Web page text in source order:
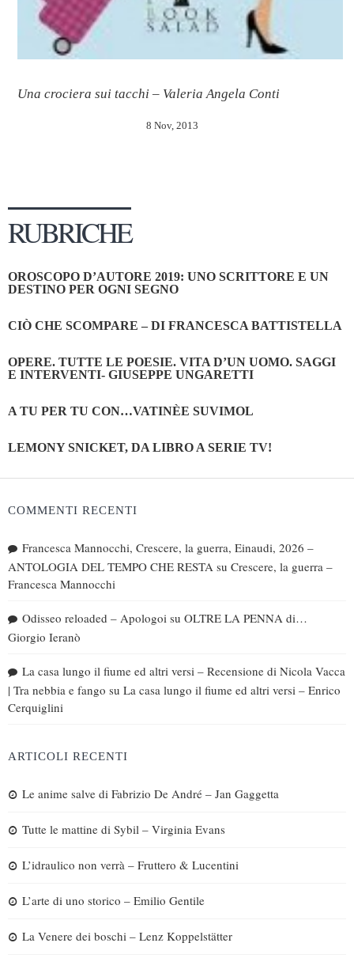
Una crociera sui tacchi – Valeria Angela Conti
8 Nov, 2013
RUBRICHE
OROSCOPO D’AUTORE 2019: UNO SCRITTORE E UN
DESTINO PER OGNI SEGNO
CIÒ CHE SCOMPARE – DI FRANCESCA BATTISTELLA
OPERE. TUTTE LE POESIE. VITA D’UN UOMO. SAGGI
E INTERVENTI- GIUSEPPE UNGARETTI
A TU PER TU CON…VATINÈE SUVIMOL
LEMONY SNICKET, DA LIBRO A SERIE TV!
COMMENTI RECENTI
Francesca Mannocchi, Crescere, la guerra, Einaudi, 2026 –
ANTOLOGIA DEL TEMPO CHE RESTA su Crescere, la guerra –
Francesca Mannocchi
Odisseo reloaded – Apologoi su OLTRE LA PENNA di…
Giorgio Ieranò
La casa lungo il fiume ed altri versi – Recensione di Nicola Vacca
| Tra nebbia e fango su La casa lungo il fiume ed altri versi – Enrico
Cerquiglini
ARTICOLI RECENTI
Le anime salve di Fabrizio De André – Jan Gaggetta
Tutte le mattine di Sybil – Virginia Evans
L’idraulico non verrà – Fruttero & Lucentini
L’arte di uno storico – Emilio Gentile
La Venere dei boschi – Lenz Koppelstätter